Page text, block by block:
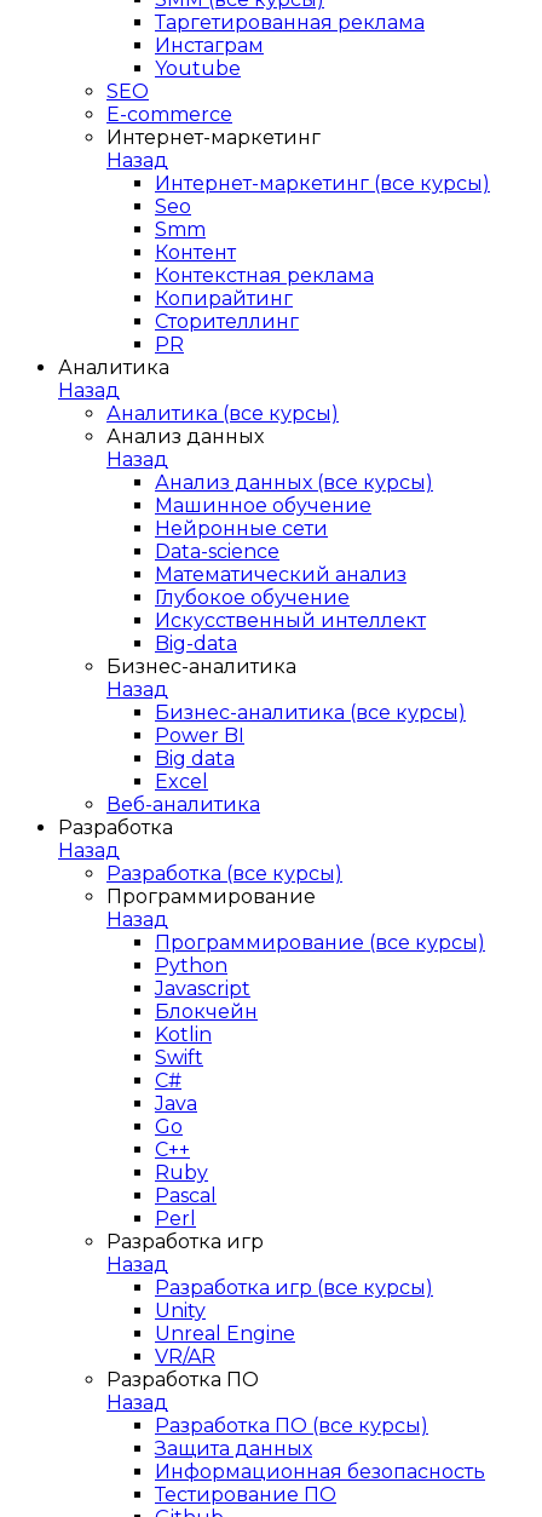
Таргетированная реклама
Инстаграм
Youtube
SEO
E-сommerce
Интернет-маркетинг
Назад
Интернет-маркетинг (все курсы)
Seo
Smm
Контент
Контекстная реклама
Копирайтинг
Сторителлинг
PR
Аналитика
Назад
Аналитика (все курсы)
Анализ данных
Назад
Анализ данных (все курсы)
Машинное обучение
Нейронные сети
Data-science
Математический анализ
Глубокое обучение
Искусственный интеллект
Big-data
Бизнес-аналитика
Назад
Бизнес-аналитика (все курсы)
Power BI
Big data
Excel
Веб-аналитика
Разработка
Назад
Разработка (все курсы)
Программирование
Назад
Программирование (все курсы)
Python
Javascript
Блокчейн
Kotlin
Swift
C#
Java
Go
C++
Ruby
Pascal
Perl
Разработка игр
Назад
Разработка игр (все курсы)
Unity
Unreal Engine
VR/AR
Разработка ПО
Назад
Разработка ПО (все курсы)
Защита данных
Информационная безопасность
Тестирование ПО